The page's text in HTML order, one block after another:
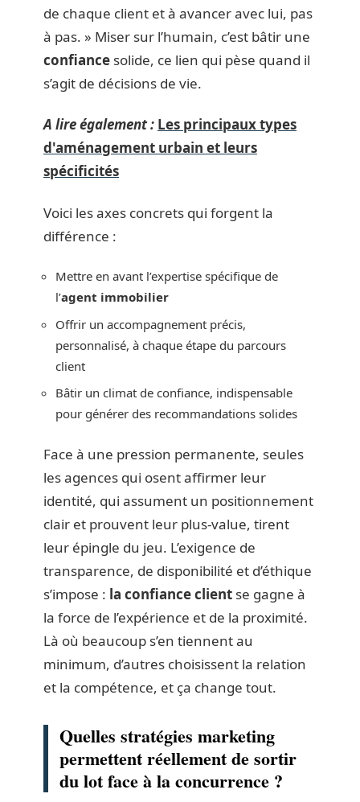
de chaque client et à avancer avec lui, pas
à pas. » Miser sur l’humain, c’est bâtir une
confiance solide, ce lien qui pèse quand il
s’agit de décisions de vie.
A lire également : Les principaux types
d'aménagement urbain et leurs
spécificités
Voici les axes concrets qui forgent la
différence :
Mettre en avant l’expertise spécifique de
l’agent immobilier
Offrir un accompagnement précis,
personnalisé, à chaque étape du parcours
client
Bâtir un climat de confiance, indispensable
pour générer des recommandations solides
Face à une pression permanente, seules
les agences qui osent affirmer leur
identité, qui assument un positionnement
clair et prouvent leur plus-value, tirent
leur épingle du jeu. L’exigence de
transparence, de disponibilité et d’éthique
s’impose : la confiance client se gagne à
la force de l’expérience et de la proximité.
Là où beaucoup s’en tiennent au
minimum, d’autres choisissent la relation
et la compétence, et ça change tout.
Quelles stratégies marketing
permettent réellement de sortir
du lot face à la concurrence ?